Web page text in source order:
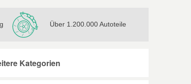
Über 1.200.000 Autoteile
Kategorien